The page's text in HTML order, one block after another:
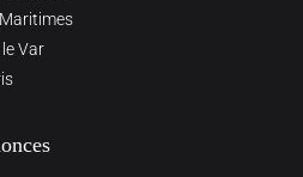
Var